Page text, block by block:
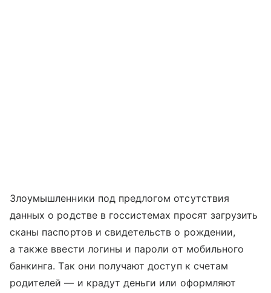
Злоумышленники под предлогом отсутствия
данных о родстве в госсистемах просят загрузить
сканы паспортов и свидетельств о рождении,
а также ввести логины и пароли от мобильного
банкинга. Так они получают доступ к счетам
родителей — и крадут деньги или оформляют